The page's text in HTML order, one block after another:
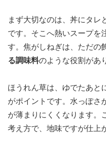
まず大切なのは、丼にタレ
です。そこへ熱いスープを
す。焦がしねぎは、ただの
る調味料のような役割があ
ほうれん草は、ゆでたあと
がポイントです。水っぽさ
が薄まりにくくなります。
考え方で、地味ですが仕上